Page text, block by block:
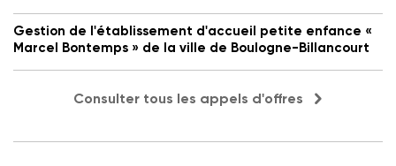
Gestion de l'établissement d'accueil petite enfance «
Marcel Bontemps » de la ville de Boulogne-Billancourt
Consulter tous les appels d'offres